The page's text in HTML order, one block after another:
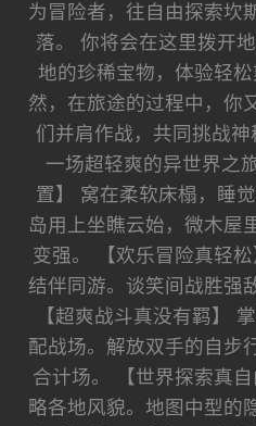
为冒险者，往自由探索坎
落。 你将会在这里拨开
地的珍稀宝物，体验轻
然，在旅途的过程中，你
们并肩作战，共同挑战
一场超轻爽的异世界之
置】 窝在柔软床榻，睡
岛用上坐瞧云始，微木屋
变强。 【欢乐冒险真轻
结伴同游。谈笑间战胜强
【超爽战斗真没有羁】
配战场。解放双手的自步
合计场。 【世界探索真
略各地风貌。地图中型的